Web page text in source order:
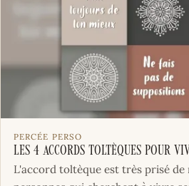
PERCÉE PERSO
Les 4 accords toltèques pour
L'accord toltèque est très prisé de